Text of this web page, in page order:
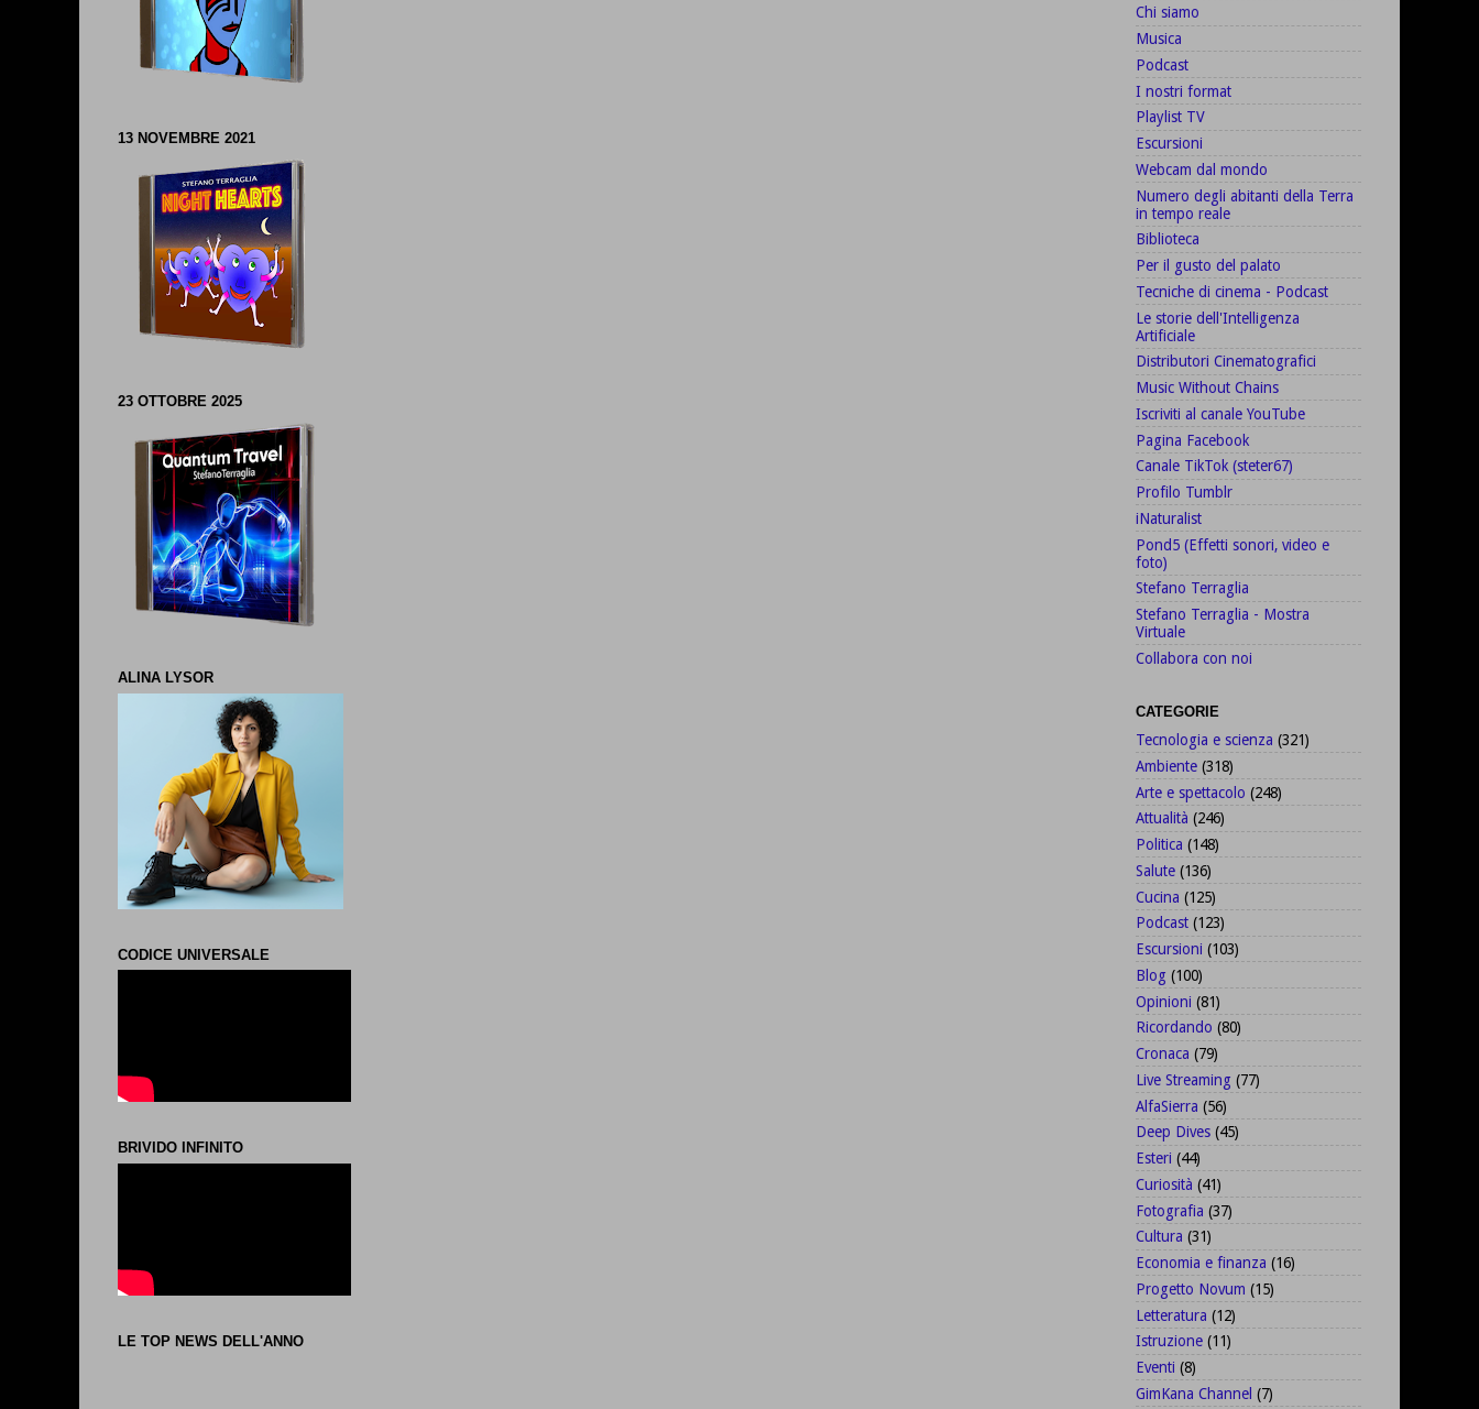
13 NOVEMBRE 2021
23 OTTOBRE 2025
ALINA LYSOR
CODICE UNIVERSALE
BRIVIDO INFINITO
LE TOP NEWS DELL'ANNO
Chi siamo
Musica
Podcast
I nostri format
Playlist TV
Escursioni
Webcam dal mondo
Numero degli abitanti della Terra
in tempo reale
Biblioteca
Per il gusto del palato
Tecniche di cinema - Podcast
Le storie dell'Intelligenza
Artificiale
Distributori Cinematografici
Music Without Chains
Iscriviti al canale YouTube
Pagina Facebook
Canale TikTok (steter67)
Profilo Tumblr
iNaturalist
Pond5 (Effetti sonori, video e
foto)
Stefano Terraglia
Stefano Terraglia - Mostra
Virtuale
Collabora con noi
CATEGORIE
Tecnologia e scienza (321)
Ambiente (318)
Arte e spettacolo (248)
Attualità (246)
Politica (148)
Salute (136)
Cucina (125)
Podcast (123)
Escursioni (103)
Blog (100)
Opinioni (81)
Ricordando (80)
Cronaca (79)
Live Streaming (77)
AlfaSierra (56)
Deep Dives (45)
Esteri (44)
Curiosità (41)
Fotografia (37)
Cultura (31)
Economia e finanza (16)
Progetto Novum (15)
Letteratura (12)
Istruzione (11)
Eventi (8)
GimKana Channel (7)